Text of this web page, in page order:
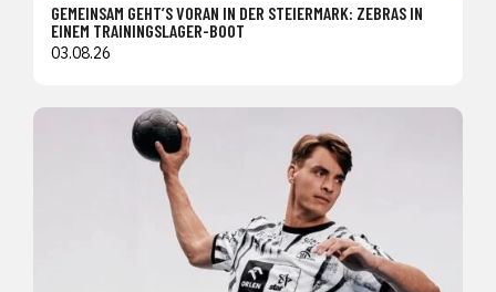
GEMEINSAM GEHT’S VORAN IN DER STEIERMARK: ZEBRAS IN
EINEM TRAININGSLAGER-BOOT
03.08.26